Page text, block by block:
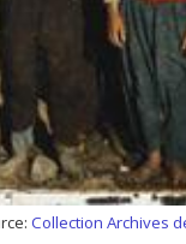
Collection Archives